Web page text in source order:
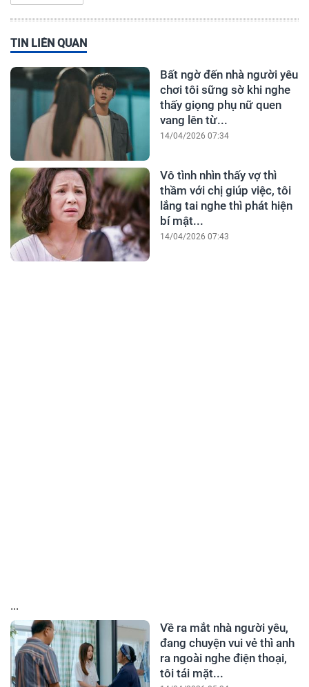
TIN LIÊN QUAN
Bất ngờ đến nhà người yêu
chơi tôi sững sờ khi nghe
thấy giọng phụ nữ quen
vang lên từ...
14/04/2026 07:34
Vô tình nhìn thấy vợ thì
thầm với chị giúp việc, tôi
lắng tai nghe thì phát hiện
bí mật...
14/04/2026 07:43
...
Về ra mắt nhà người yêu,
đang chuyện vui vẻ thì anh
ra ngoài nghe điện thoại,
tôi tái mặt...